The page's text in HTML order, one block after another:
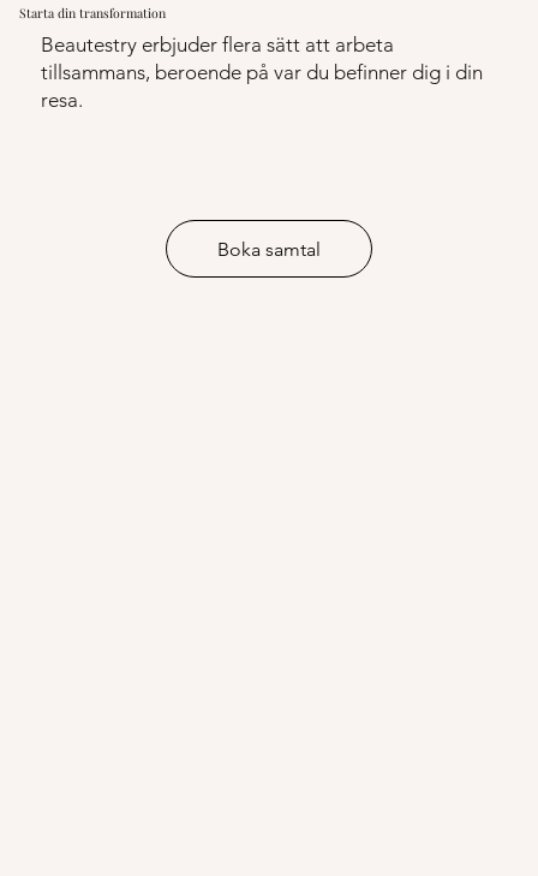
Starta din transformation
Beautestry erbjuder flera sätt att arbeta
tillsammans, beroende på var du befinner dig i din
resa.
Boka samtal